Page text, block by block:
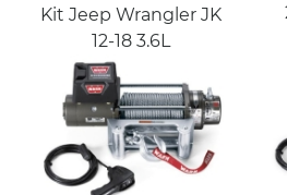
Kit Jeep Wrangler JK
12-18 3.6L